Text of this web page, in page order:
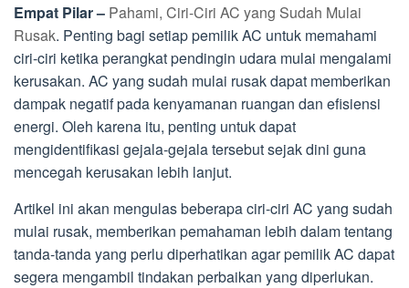
Empat Pilar – Pahami, Ciri-Ciri AC yang Sudah Mulai
Rusak. Penting bagi setiap pemilik AC untuk memahami
ciri-ciri ketika perangkat pendingin udara mulai mengalami
kerusakan. AC yang sudah mulai rusak dapat memberikan
dampak negatif pada kenyamanan ruangan dan efisiensi
energi. Oleh karena itu, penting untuk dapat
mengidentifikasi gejala-gejala tersebut sejak dini guna
mencegah kerusakan lebih lanjut.
Artikel ini akan mengulas beberapa ciri-ciri AC yang sudah
mulai rusak, memberikan pemahaman lebih dalam tentang
tanda-tanda yang perlu diperhatikan agar pemilik AC dapat
segera mengambil tindakan perbaikan yang diperlukan.